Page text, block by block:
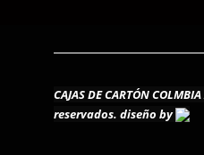
CAJAS DE CARTÓN
reservados. diseño by